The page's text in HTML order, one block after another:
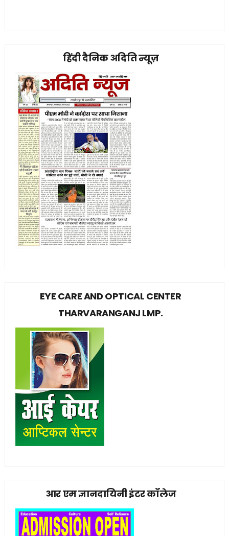
हिंदी दैनिक अदिति न्यूज़
EYE CARE AND OPTICAL CENTER
THARVARANGANJ LMP.
आर एम ज्ञानदायिनी इंटर कॉलेज